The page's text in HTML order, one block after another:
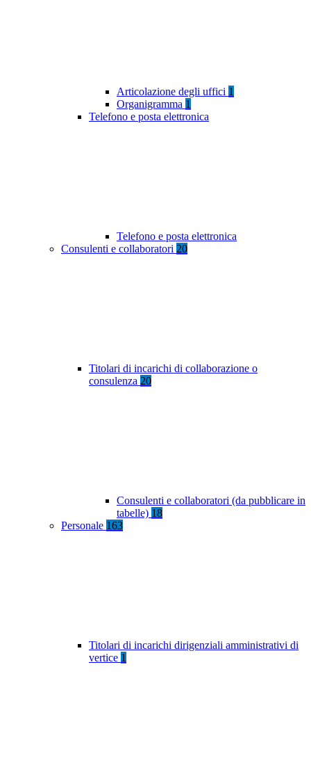
Articolazione degli uffici 1
Organigramma 1
Telefono e posta elettronica
Telefono e posta elettronica
Consulenti e collaboratori 20
Titolari di incarichi di collaborazione o
consulenza 20
Consulenti e collaboratori (da pubblicare in
tabelle) 18
Personale 163
Titolari di incarichi dirigenziali amministrativi di
vertice 1